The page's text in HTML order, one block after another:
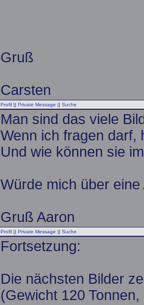
Gruß
Carsten
Profil || Private Message || Suche
Man sind das viele
Wenn ich fragen darf,
Und wie können sie
Würde mich über
Gruß Aaron
Profil || Private Message || Suche
Fortsetzung:
Die nächsten Bilder
(Gewicht 120